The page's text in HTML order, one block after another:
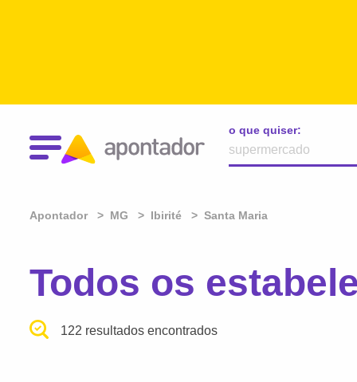
o que quiser:
Apontador MG Ibirité Santa Maria
Todos os
122 resultados encontrados